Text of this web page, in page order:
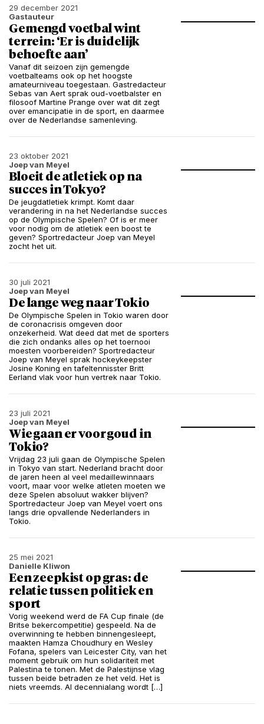
29 december 2021
Gastauteur
Gemengd voetbal wint
terrein: ‘Er is duidelijk
behoefte aan’
Vanaf dit seizoen zijn gemengde
voetbalteams ook op het hoogste
amateurniveau toegestaan. Gastredacteur
Sebas van Aert sprak oud-voetbalster en
filosoof Martine Prange over wat dit zegt
over emancipatie in de sport, en daarmee
over de Nederlandse samenleving.
23 oktober 2021
Joep van Meyel
Bloeit de atletiek op na
succes in Tokyo?
De jeugdatletiek krimpt. Komt daar
verandering in na het Nederlandse succes
op de Olympische Spelen? Of is er meer
voor nodig om de atletiek een boost te
geven? Sportredacteur Joep van Meyel
zocht het uit.
30 juli 2021
Joep van Meyel
De lange weg naar Tokio
De Olympische Spelen in Tokio waren door
de coronacrisis omgeven door
onzekerheid. Wat deed dat met de sporters
die zich ondanks alles op het toernooi
moesten voorbereiden? Sportredacteur
Joep van Meyel sprak hockeykeepster
Josine Koning en tafeltennisster Britt
Eerland vlak voor hun vertrek naar Tokio.
23 juli 2021
Joep van Meyel
Wie gaan er voor goud in
Tokio?
Vrijdag 23 juli gaan de Olympische Spelen
in Tokyo van start. Nederland bracht door
de jaren heen al veel medaillewinnaars
voort, maar voor welke atleten moeten we
deze Spelen absoluut wakker blijven?
Sportredacteur Joep van Meyel voert ons
langs drie opvallende Nederlanders in
Tokio.
25 mei 2021
Danielle Kliwon
Een zeepkist op gras: de
relatie tussen politiek en
sport
Vorig weekend werd de FA Cup finale (de
Britse bekercompetitie) gespeeld. Na de
overwinning te hebben binnengesleept,
maakten Hamza Choudhury en Wesley
Fofana, spelers van Leicester City, van het
moment gebruik om hun solidariteit met
Palestina te tonen. Met de Palestijnse vlag
tussen beide betraden ze het veld. Het is
niets vreemds. Al decennialang wordt […]